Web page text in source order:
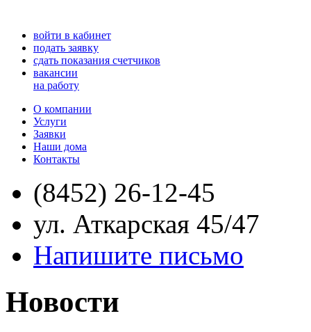
войти в кабинет
подать заявку
сдать показания счетчиков
вакансии
на работу
О компании
Услуги
Заявки
Наши дома
Контакты
(8452) 26-12-45
ул. Аткарская 45/47
Напишите письмо
Новости